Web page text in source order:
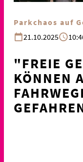
Parkchaos auf
21.10.2025
"FREIE
KÖNNEN